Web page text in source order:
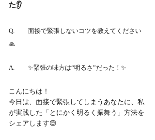
た👂
Q.	面接で緊張しないコツを教えてください
🙏
A.	✨緊張の味方は“明るさ”だった！✨
こんにちは！
今日は、面接で緊張してしまうあなたに、私
が実践した「とにかく明るく振舞う」方法を
シェアします😊